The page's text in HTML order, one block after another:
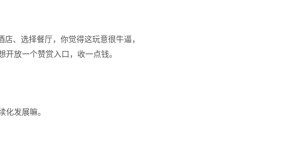
、选择餐厅，你觉得这玩意很牛逼，
放一个赞赏入口，收一点钱。
发展嘛。